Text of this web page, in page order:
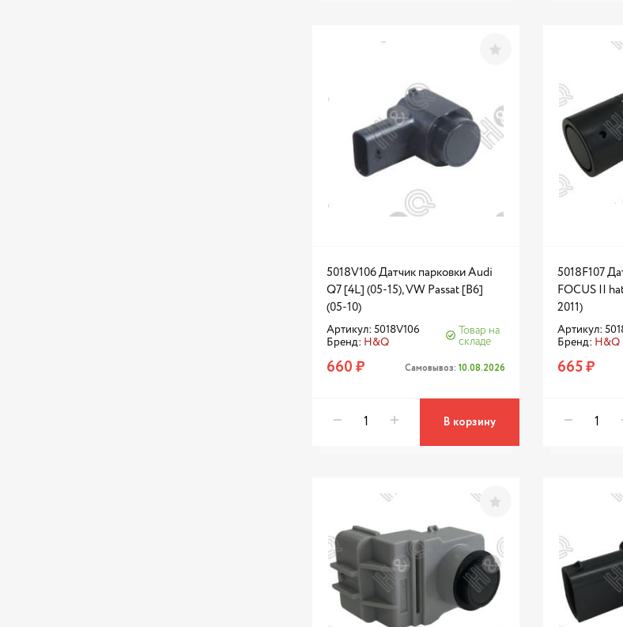
5018V106 Датчик парковки Audi
Q7 [4L] (05-15), VW Passat [B6]
(05-10)
Артикул: 5018V106
Бренд: H&Q
Товар на
складе
660 ₽ Самовывоз: 10.08.2026
В корзину
5018F107
FOCUS II
2011)
Артикул:
Бренд: H&Q
665 ₽